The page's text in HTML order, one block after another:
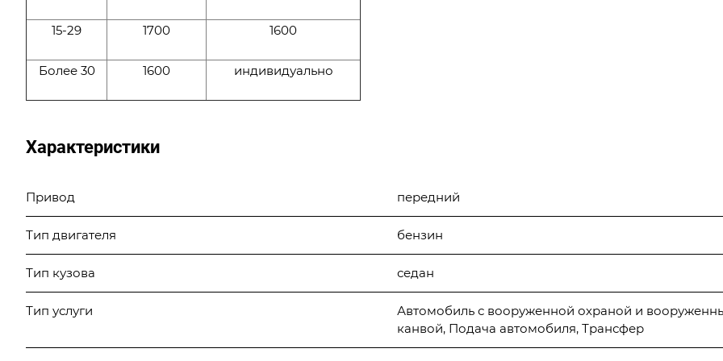
15-29 1700 1600
Более 30 1600 индивидуально
Характеристики
Привод передний
Тип двигателя бензин
Тип кузова седан
Тип услуги
Автомобиль с вооруженной охраной и
канвой, Подача автомобиля, Трансфер